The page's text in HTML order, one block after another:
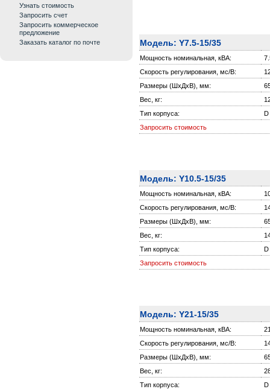
Узнать стоимость
Запросить счет
Запросить коммерческое
предложение
Заказать каталог по почте
Модель: Y7.5-15/35
Мощность номинальная, кВА:
Скорость регулирования, мс/В:
Размеры (ШxДxВ), мм:
Вес, кг:
Тип корпуса:
D
Запросить стоимость
Модель: Y10.5-15/35
Мощность номинальная, кВА:
Скорость регулирования, мс/В:
Размеры (ШxДxВ), мм:
Вес, кг:
Тип корпуса:
D
Запросить стоимость
Модель: Y21-15/35
Мощность номинальная, кВА:
Скорость регулирования, мс/В:
Размеры (ШxДxВ), мм:
Вес, кг:
Тип корпуса:
D